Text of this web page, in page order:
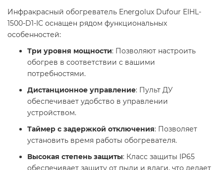
Инфракрасный обогреватель Energolux Dufour EIHL-
1500-D1-IC оснащен рядом функциональных
особенностей:
Три уровня мощности: Позволяют настроить
обогрев в соответствии с вашими
потребностями.
Дистанционное управление: Пульт ДУ
обеспечивает удобство в управлении
устройством.
Таймер с задержкой отключения: Позволяет
установить время работы обогревателя.
Высокая степень защиты: Класс защиты IP65
обеспечивает защиту от пыли и влаги, что делает